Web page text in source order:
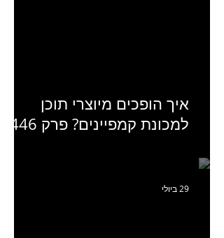
איך הופכים מיוצרי תוכן
למכונת קמפיינים? פרק 446
היוצרים של טיקטוק
29 ביולי